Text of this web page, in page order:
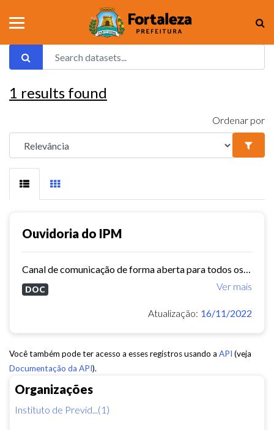
Organizações
Instituto de Previd...(1)
1 results found
Ordenar por
Ouvidoria do IPM
Ver mais
DOC
Atualização: 16/11/2022
Você também pode ter acesso a esses registros usando a API (veja
Documentação da API).